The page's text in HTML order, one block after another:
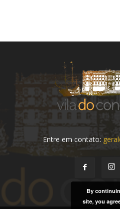
Entre em contato:
By
site, you